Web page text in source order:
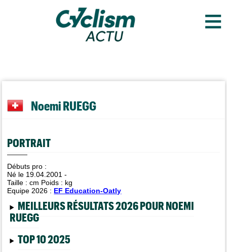
≡
Noemi RUEGG
PORTRAIT
Débuts pro :
Né le 19.04.2001 -
Taille :cm Poids : kg
Equipe 2026 : EF Education-Oatly
MEILLEURS RÉSULTATS 2026 POUR NOEMI
RUEGG
TOP 10 2025